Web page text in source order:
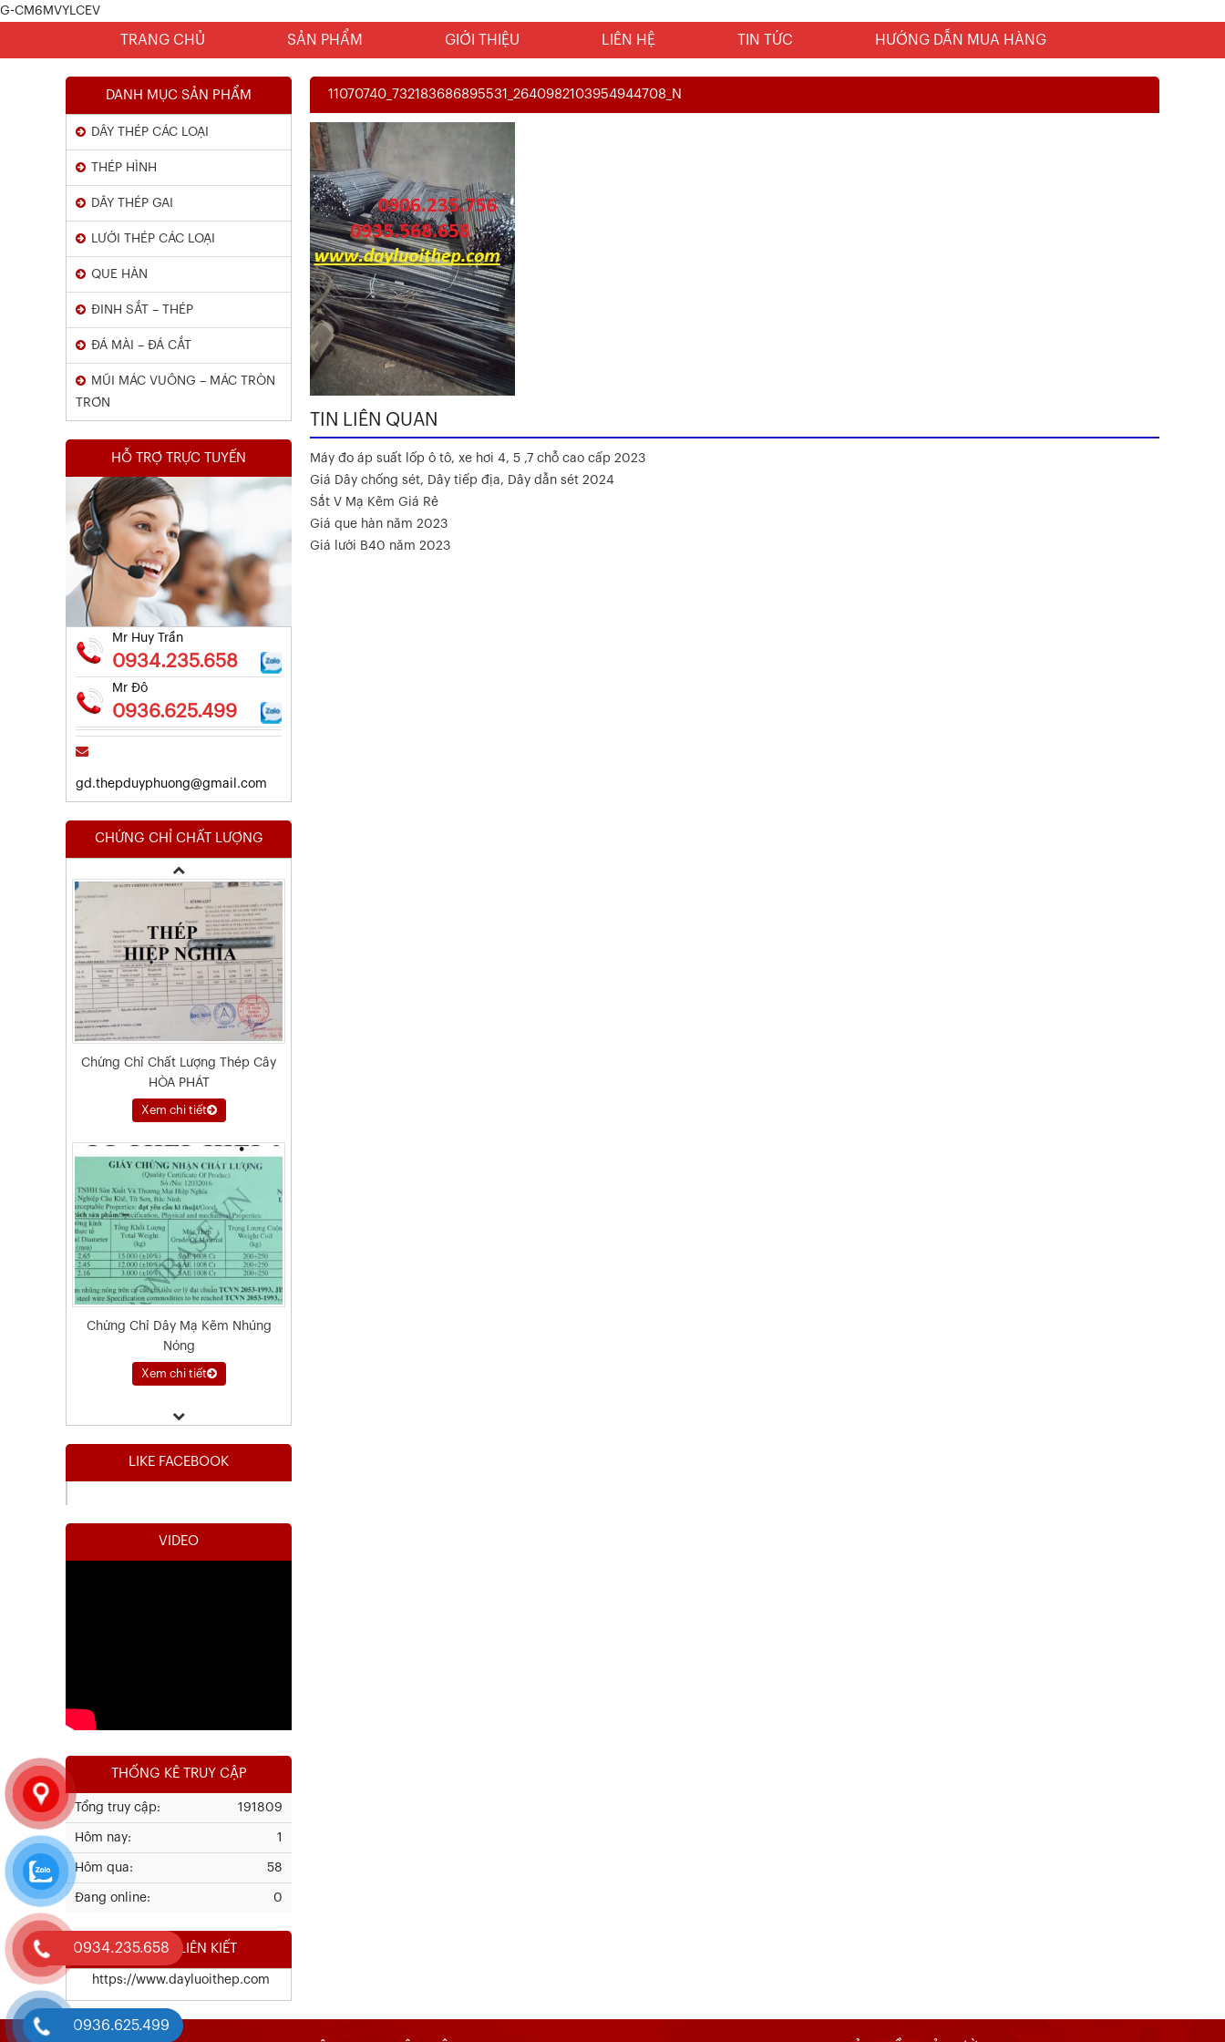
G-CM6MVYLCEV
TRANG CHỦ SẢN PHẨM GIỚI THIỆU LIÊN HỆ TIN TỨC HƯỚNG DẪN MUA HÀNG
11070740_732183686895531_2640982103954944708_N
TIN LIÊN QUAN
Máy đo áp suất lốp ô tô, xe hơi 4, 5 ,7 chỗ cao cấp 2023
Giá Dây chống sét, Dây tiếp địa, Dây dẫn sét 2024
Sắt V Mạ Kẽm Giá Rẻ
Giá que hàn năm 2023
Giá lưới B40 năm 2023
DANH MỤC SẢN PHẨM
DÂY THÉP CÁC LOẠI
THÉP HÌNH
DÂY THÉP GAI
LƯỚI THÉP CÁC LOẠI
QUE HÀN
ĐINH SẮT – THÉP
ĐÁ MÀI – ĐÁ CẮT
MŨI MÁC VUÔNG – MÁC TRÒN
TRƠN
HỖ TRỢ TRỰC TUYẾN
Mr Huy Trần
0934.235.658
Mr Đô
0936.625.499
gd.thepduyphuong@gmail.com
CHỨNG CHỈ CHẤT LƯỢNG
Chứng Chỉ Dây Mạ Kẽm Nhúng
Nóng
Kết Quả Thử Nghiệm Lưới Tô Tường
Xem chi tiết
Kết Quả Thử Nghiệm Lưới Tô Tường
Chứng Chỉ Chất Lượng Thép Cây
HÒA PHÁT
Xem chi tiết
Chứng Chỉ Dây Mạ Kẽm Nhúng
Nóng
Xem chi tiết
Kết Quả Thử Nghiệm Lưới Tô Tường
Xem chi tiết
LIKE FACEBOOK
VIDEO
THỐNG KÊ TRUY CẬP
191809
Tổng truy cập:
1
Hôm nay:
58
Hôm qua:
0
Đang online:
WEBSITE LIÊN KIẾT
https://www.dayluoithep.com
0934.235.658
0936.625.499